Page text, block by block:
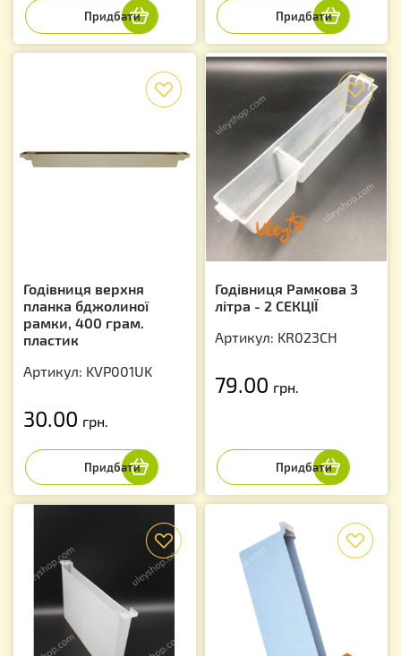
Годівниця верхня
планка бджолиної
рамки, 400 грам.
пластик
Артикул: KVP001UK
30.00 грн.
f
Годівниця Рамкова 3
літра - 2 СЕКЦІЇ
Артикул: KR023CH
79.00 грн.